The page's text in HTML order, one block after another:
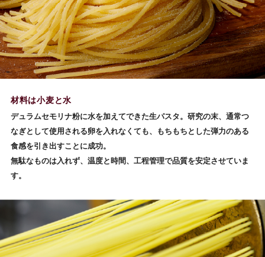
材料は小麦と水
デュラムセモリナ粉に水を加えてできた生パスタ。研究の末、通常つ
なぎとして使用される卵を入れなくても、もちもちとした弾力のある
食感を引き出すことに成功。
無駄なものは入れず、温度と時間、工程管理で品質を安定させていま
す。